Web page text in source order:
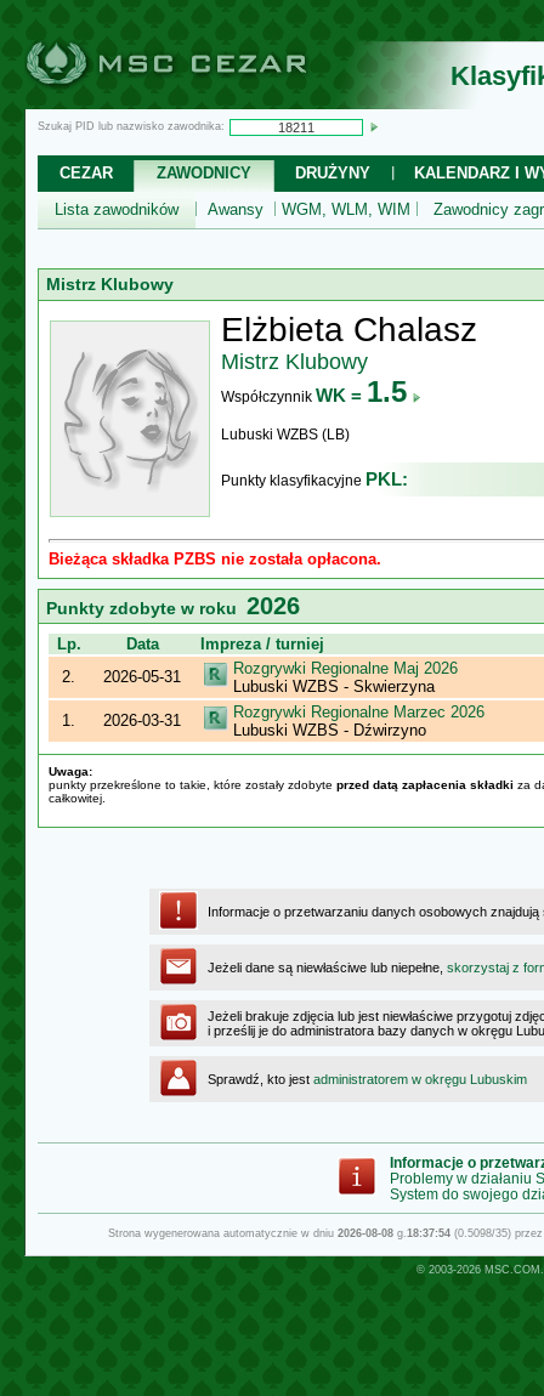
Szukaj PID lub nazwisko zawodnika:
CEZAR ZAWODNICY DRUŻYNY
KALENDARZ I
Lista zawodników
Awansy WGM, WLM, WIM Zawodnicy
Mistrz Klubowy
Elżbieta Chalasz
Mistrz Klubowy
Współczynnik WK = 1.5
Lubuski WZBS (LB)
Punkty klasyfikacyjne PKL:
Bieżąca składka PZBS nie została opłacona.
Punkty zdobyte w roku 2026
Lp. Data
Impreza / turniej
2.
2026-05-31
Rozgrywki Regionalne Maj 2026
Lubuski WZBS - Skwierzyna
1.
2026-03-31
Rozgrywki Regionalne Marzec 2026
Lubuski WZBS - Dźwirzyno
Uwaga:
punkty przekreślone to takie, które zostały zdobyte przed datą zapłacenia składki za
całkowitej.
Informacje o przetwarzaniu danych osobowych
Jeżeli dane są niewłaściwe lub niepełne, skorzystaj z
Jeżeli brakuje zdjęcia lub jest niewłaściwe przygotuj
i prześlij je do administratora bazy danych w okręgu
Sprawdź, kto jest administratorem w okręgu Lubuskim
Informacje o
Problemy w działaniu
System do swojego
Strona wygenerowana automatycznie w dniu 2026-08-08g.18:37:54(0.5098/35)
© 2003-2026